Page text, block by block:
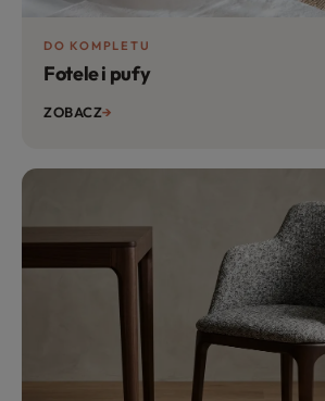
DO KOMPLETU
Fotele i pufy
ZOBACZ